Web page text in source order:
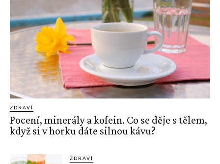
ZDRAVÍ
Pocení, minerály a kofein. Co se děje s tělem,
když si v horku dáte silnou kávu?
ZDRAVÍ